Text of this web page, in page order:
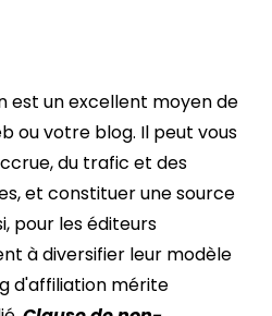
est un excellent moyen de
ou votre blog. Il peut vous
du trafic et des
et constituer une source
pour les éditeurs
à diversifier leur modèle
d'affiliation mérite